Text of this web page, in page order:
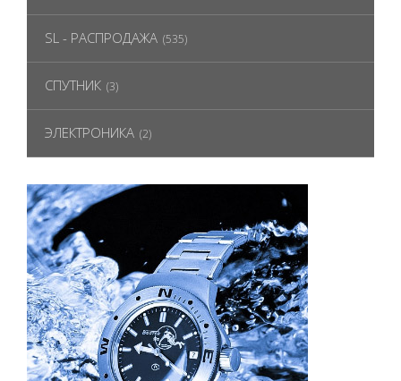
SL - РАСПРОДАЖА (535)
СПУТНИК (3)
ЭЛЕКТРОНИКА (2)